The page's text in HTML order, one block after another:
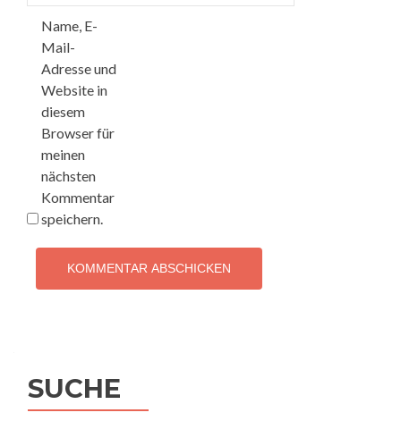
Name, E-
Mail-
Adresse und
Website in
diesem
Browser für
meinen
nächsten
Kommentar
speichern.
SUCHE